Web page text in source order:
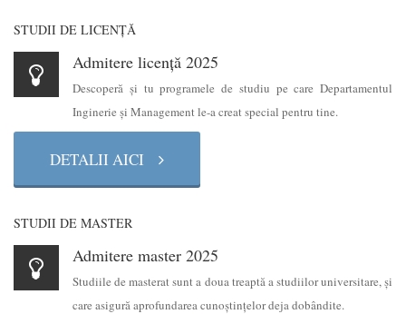
STUDII DE LICENŢĂ
Admitere licență 2025
Descoperă şi tu programele de studiu pe care Departamentul
Inginerie şi Management le-a creat special pentru tine.
DETALII AICI
STUDII DE MASTER
Admitere master 2025
Studiile de masterat sunt a doua treaptă a studiilor universitare, şi
care asigură aprofundarea cunoştinţelor deja dobândite.